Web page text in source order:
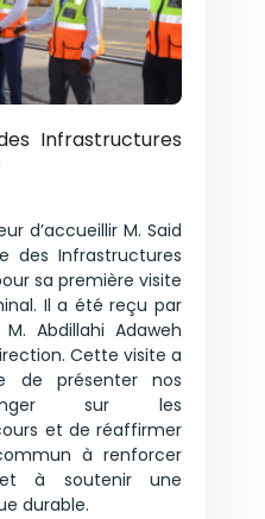
Infrastructures
d’accueillir M. Said
des Infrastructures
sa première visite
Il a été reçu par
Abdillahi Adaweh
Cette visite a
de présenter nos
sur les
et de réaffirmer
à renforcer
à soutenir une
durable.